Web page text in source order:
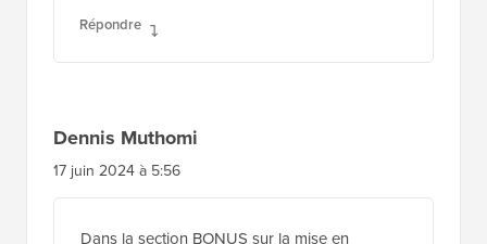
Répondre
Dennis Muthomi
17 juin 2024 à 5:56
Dans la section BONUS sur la mise en